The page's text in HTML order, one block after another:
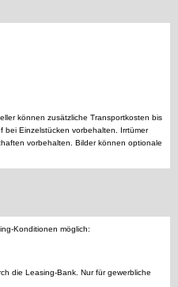
können zusätzliche Transportkosten bis
bei Einzelstücken vorbehalten. Irrtümer
vorbehalten. Bilder können optionale
Konditionen möglich:
die Leasing-Bank. Nur für gewerbliche